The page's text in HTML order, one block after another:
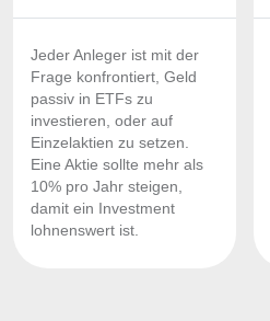
Jeder Anleger ist mit der
Frage konfrontiert, Geld
passiv in ETFs zu
investieren, oder auf
Einzelaktien zu setzen.
Eine Aktie sollte mehr als
10% pro Jahr steigen,
damit ein Investment
lohnenswert ist.